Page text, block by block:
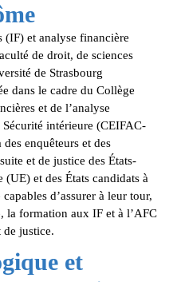
et analyse financière
de droit, de sciences
de Strasbourg
dans le cadre du Collège
et de l’analyse
intérieure (CEIFAC-
enquêteurs et des
et de justice des États-
et des États candidats à
d’assurer à leur tour,
la formation aux IF et à l’AFC
de justice.
et